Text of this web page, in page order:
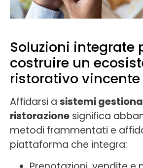
Soluzioni integrate
costruire un
ristorativo vincente
Affidarsi a sistemi
ristorazione significa
metodi frammentati e
piattaforma che integra: